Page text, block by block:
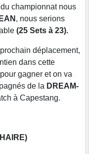
championnat nous
, nous serions
(25 Sets à 23).
déplacement,
dans cette
gagner et on va
de la DREAM-
à Capestang.